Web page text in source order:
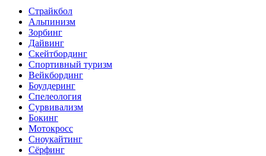
Страйкбол
Альпинизм
Зорбинг
Дайвинг
Скейтбординг
Спортивный туризм‎
Вейкбординг
Боулдеринг
Спелеология
Сурвивализм
Бокинг
Мотокросс
Сноукайтинг
Сёрфинг